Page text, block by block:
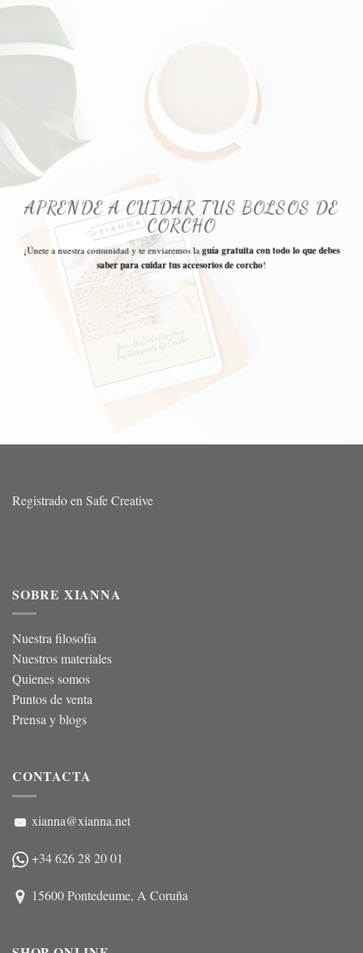
APRENDE A CUIDAR TUS BOLSOS DE
CORCHO
¡Únete a nuestra comunidad y te enviaremos la guía gratuita con todo lo que debes
saber para cuidar tus accesorios de corcho!
Registrado en Safe Creative
SOBRE XIANNA
Nuestra filosofía
Nuestros materiales
Quienes somos
Puntos de venta
Prensa y blogs
CONTACTA
xianna@xianna.net
+34 626 28 20 01
15600 Pontedeume, A Coruña